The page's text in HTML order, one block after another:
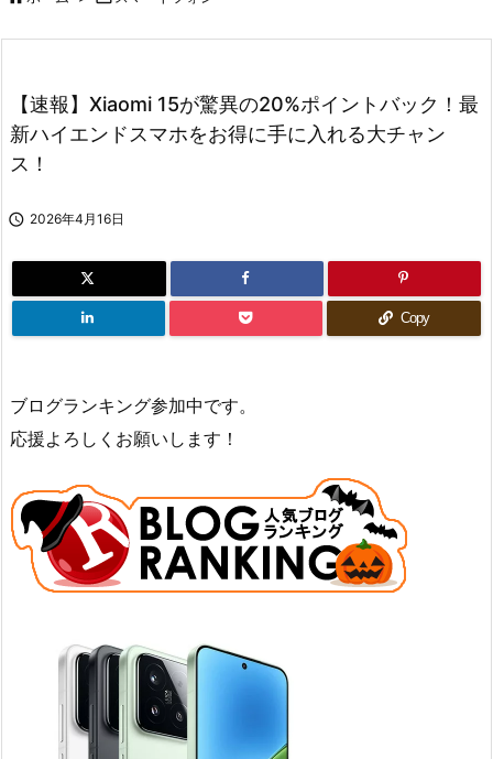
【速報】Xiaomi 15が驚異の20%ポイントバック！最
新ハイエンドスマホをお得に手に入れる大チャン
ス！
 2026年4月16日
Copy
ブログランキング参加中です。
応援よろしくお願いします！